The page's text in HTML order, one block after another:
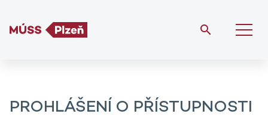
PROHLÁŠENÍ O PŘÍSTUPNOSTI